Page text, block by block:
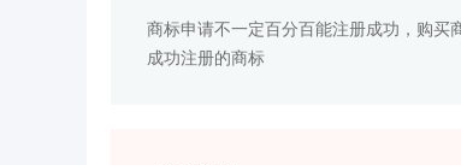
商标申请不一定百分百能注册成功，购买
成功注册的商标